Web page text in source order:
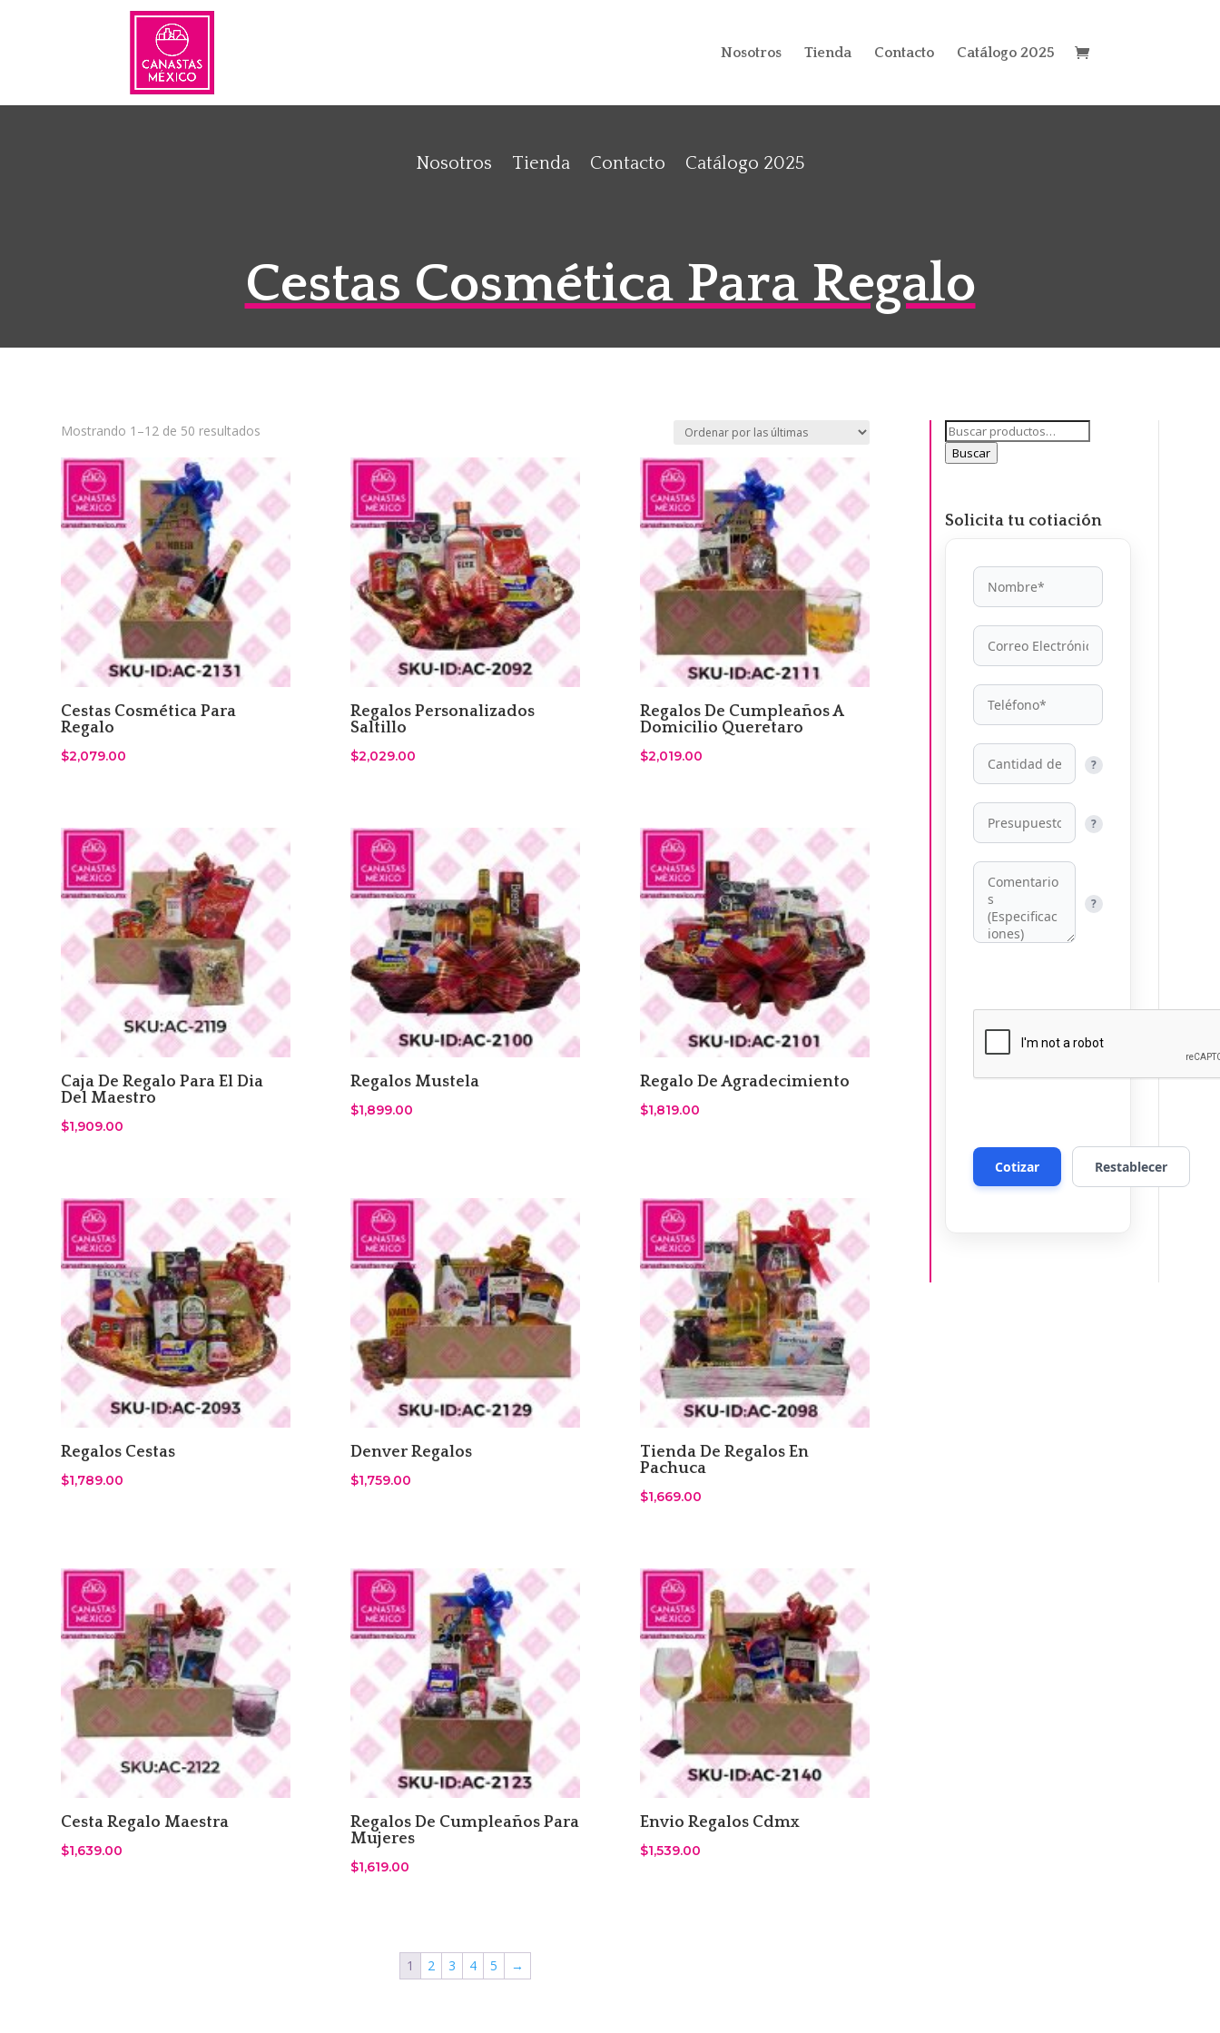
Nosotros Tienda Contacto Catálogo 2025
Nosotros Tienda Contacto Catálogo 2025
Cestas Cosmética Para Regalo
Mostrando 1–12 de 50 resultados
latest
Cestas Cosmética Para
Regalo
$2,079.00
Regalos Personalizados
Saltillo
$2,029.00
Regalos De Cumpleaños A
Domicilio Queretaro
$2,019.00
Caja De Regalo Para El Dia
Del Maestro
$1,909.00
Regalos Mustela
$1,899.00
Regalo De Agradecimiento
$1,819.00
Regalos Cestas
$1,789.00
Denver Regalos
$1,759.00
Tienda De Regalos En
Pachuca
$1,669.00
Cesta Regalo Maestra
$1,639.00
Regalos De Cumpleaños Para
Mujeres
$1,619.00
Envio Regalos Cdmx
$1,539.00
1 2 3 4 5 →
Buscar
por:
Buscar
Solicita tu cotiación
?
?
?